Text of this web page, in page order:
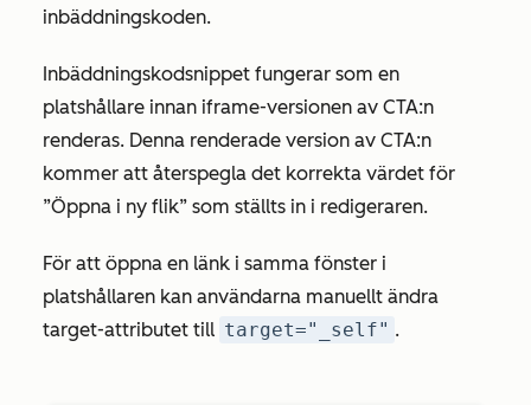
inbäddningskoden.
Inbäddningskodsnippet fungerar som en
platshållare innan iframe-versionen av CTA:n
renderas. Denna renderade version av CTA:n
kommer att återspegla det korrekta värdet för
”Öppna i ny flik” som ställts in i redigeraren.
För att öppna en länk i samma fönster i
platshållaren kan användarna manuellt ändra
target-attributet till target="_self" .